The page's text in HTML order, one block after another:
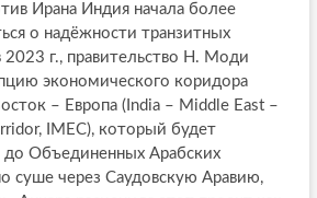
Ирана Индия начала более
о надёжности транзитных
2023 г., правительство Н. Моди
экономического коридора
– Европа (India – Middle East –
IMEC), который будет
Объединенных Арабских
суше через Саудовскую Аравию,